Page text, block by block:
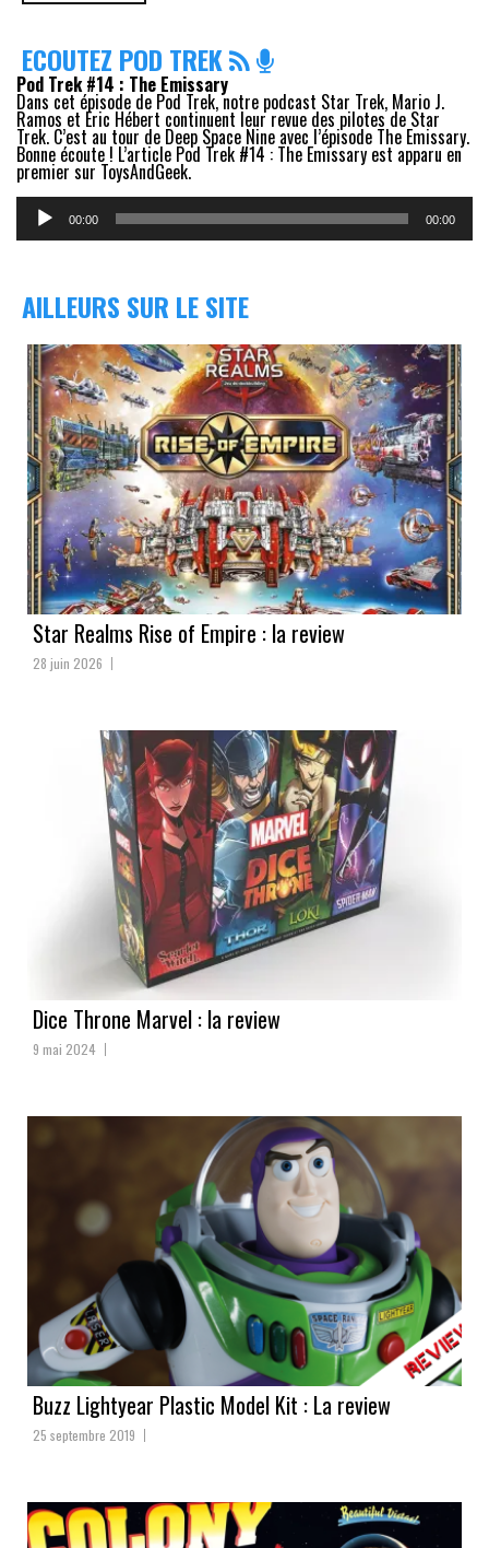
ECOUTEZ POD TREK
Pod Trek #14 : The Emissary
Dans cet épisode de Pod Trek, notre podcast Star Trek, Mario J.
Ramos et Eric Hébert continuent leur revue des pilotes de Star
Trek. C’est au tour de Deep Space Nine avec l’épisode The Emissary.
Bonne écoute ! L’article Pod Trek #14 : The Emissary est apparu en
premier sur ToysAndGeek.
Lecteur
audio 00:00 00:00
AILLEURS SUR LE SITE
Star Realms Rise of Empire : la review
28 juin 2026
Dice Throne Marvel : la review
9 mai 2024
Buzz Lightyear Plastic Model Kit : La review
25 septembre 2019